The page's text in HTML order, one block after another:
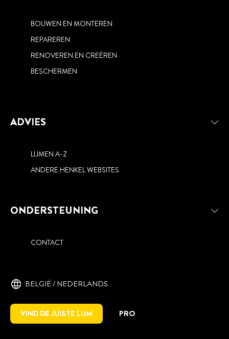
BOUWEN EN MONTEREN
REPAREREN
RENOVEREN EN CREËREN
BESCHERMEN
ADVIES
LIJMEN A-Z
ANDERE HENKEL WEBSITES
ONDERSTEUNING
CONTACT
BELGIË / NEDERLANDS
VIND DE JUISTE LIJM PRO